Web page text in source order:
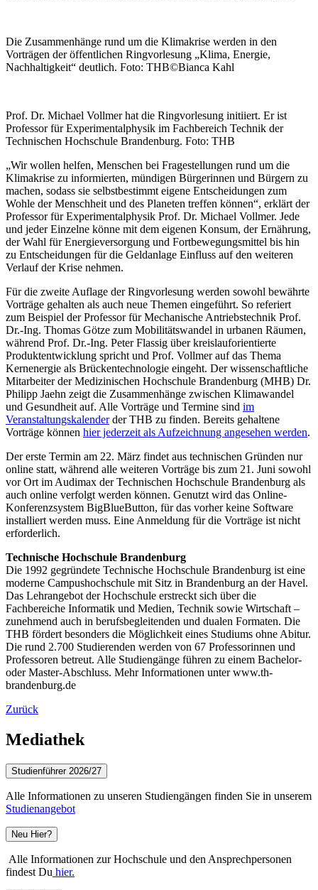
Die Zusammenhänge rund um die Klimakrise werden in den
Vorträgen der öffentlichen Ringvorlesung „Klima, Energie,
Nachhaltigkeit“ deutlich. Foto: THB©Bianca Kahl
Prof. Dr. Michael Vollmer hat die Ringvorlesung initiiert. Er ist
Professor für Experimentalphysik im Fachbereich Technik der
Technischen Hochschule Brandenburg. Foto: THB
„Wir wollen helfen, Menschen bei Fragestellungen rund um die
Klimakrise zu informierten, mündigen Bürgerinnen und Bürgern zu
machen, sodass sie selbstbestimmt eigene Entscheidungen zum
Wohle der Menschheit und des Planeten treffen können“, erklärt der
Professor für Experimentalphysik Prof. Dr. Michael Vollmer. Jede
und jeder Einzelne könne mit dem eigenen Konsum, der Ernährung,
der Wahl für Energieversorgung und Fortbewegungsmittel bis hin
zu Entscheidungen für die Geldanlage Einfluss auf den weiteren
Verlauf der Krise nehmen.
Für die zweite Auflage der Ringvorlesung werden sowohl bewährte
Vorträge gehalten als auch neue Themen eingeführt. So referiert
zum Beispiel der Professor für Mechanische Antriebstechnik Prof.
Dr.-Ing. Thomas Götze zum Mobilitätswandel in urbanen Räumen,
während Prof. Dr.-Ing. Peter Flassig über kreislauforientierte
Produktentwicklung spricht und Prof. Vollmer auf das Thema
Kernenergie als Brückentechnologie eingeht. Der wissenschaftliche
Mitarbeiter der Medizinischen Hochschule Brandenburg (MHB) Dr.
Philipp Jaehn zeigt die Zusammenhänge zwischen Klimawandel
und Gesundheit auf. Alle Vorträge und Termine sind im
Veranstaltungskalenderder THB zu finden. Bereits gehaltene
Vorträge können hier jederzeit als Aufzeichnung angesehen werden.
Der erste Termin am 22. März findet aus technischen Gründen nur
online statt, während alle weiteren Vorträge bis zum 21. Juni sowohl
vor Ort im Audimax der Technischen Hochschule Brandenburg als
auch online verfolgt werden können. Genutzt wird das Online-
Konferenzsystem BigBlueButton, für das vorher keine Software
installiert werden muss. Eine Anmeldung für die Vorträge ist nicht
erforderlich.
Technische Hochschule Brandenburg
Die 1992 gegründete Technische Hochschule Brandenburg ist eine
moderne Campushochschule mit Sitz in Brandenburg an der Havel.
Das Lehrangebot der Hochschule erstreckt sich über die
Fachbereiche Informatik und Medien, Technik sowie Wirtschaft –
zunehmend auch in berufsbegleitenden und dualen Formaten. Die
THB fördert besonders die Möglichkeit eines Studiums ohne Abitur.
Die rund 2.700 Studierenden werden von 67 Professorinnen und
Professoren betreut. Alle Studiengänge führen zu einem Bachelor-
oder Master-Abschluss. Mehr Informationen unter www.th-
brandenburg.de
Zurück
Mediathek
Studienführer 2026/27
Alle Informationen zu unseren Studiengängen finden Sie in unserem
Studienangebot
Neu Hier?
Alle Informationen zur Hochschule und den Ansprechpersonen
findest Du hier.